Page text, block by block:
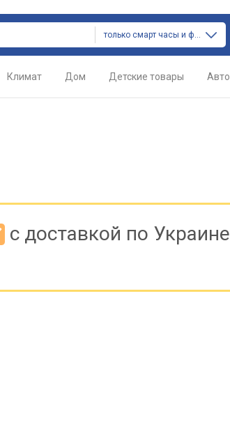
только смарт часы и фитнес браслеты
Климат Дом Детские товары Авто
с доставкой по Украине